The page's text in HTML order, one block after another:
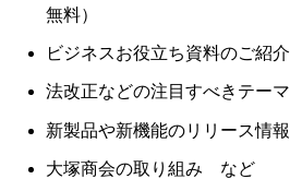
無料）
ビジネスお役立ち資料のご紹介
法改正などの注目すべきテーマ
新製品や新機能のリリース情報
大塚商会の取り組み など